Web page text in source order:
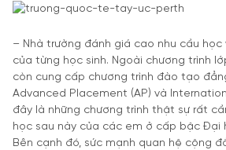
– Nhà trường đánh giá cao nhu cầu học
của từng học sinh. Ngoài chương trình
còn cung cấp chương trình đào tạo
Advanced Placement (AP) và
đây là những chương trình thật sự rất
học sau này của các em ở cấp bậc Đại
Bên cạnh đó, sức mạnh quan hệ cộng